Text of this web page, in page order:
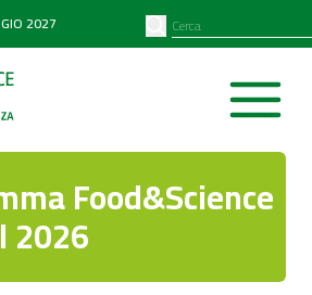
2027
Food&Science
2026